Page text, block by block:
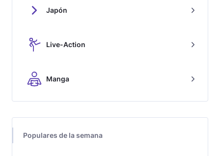
Japón
Live-Action
Manga
Populares de la semana